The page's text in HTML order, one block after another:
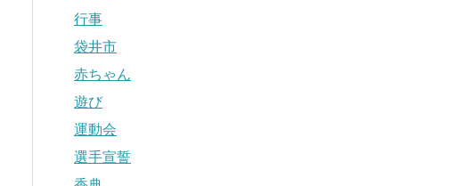
行事
袋井市
赤ちゃん
遊び
運動会
選手宣誓